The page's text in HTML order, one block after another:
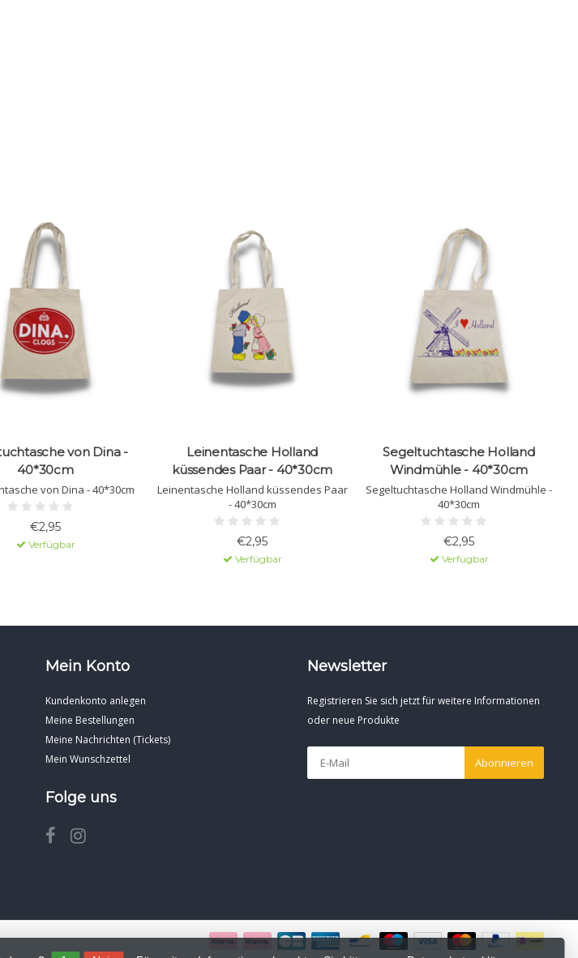
von Dina -
40*30cm
von Dina - 40*30cm
€2,95
Verfügbar
Leinentasche Holland
küssendes Paar - 40*30cm
Leinentasche Holland küssendes Paar
- 40*30cm
€2,95
Verfügbar
Segeltuchtasche Holland
Windmühle - 40*30cm
Segeltuchtasche Holland Windmühle -
40*30cm
€2,95
Verfügbar
Mein Konto
Kundenkonto anlegen
Meine Bestellungen
Meine Nachrichten (Tickets)
Mein Wunschzettel
Folge uns
Newsletter
Registrieren Sie sich jetzt für weitere Informationen
oder neue Produkte
Abonnieren